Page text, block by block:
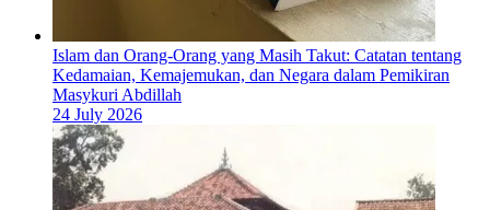
Islam dan Orang-Orang yang Masih Takut: Catatan tentang
Kedamaian, Kemajemukan, dan Negara dalam Pemikiran
Masykuri Abdillah
24 July 2026